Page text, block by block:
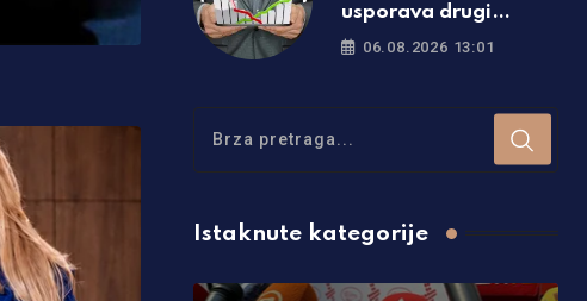
usporava drugi
mjesec zaredom
06.08.2026 13:01
Istaknute kategorije